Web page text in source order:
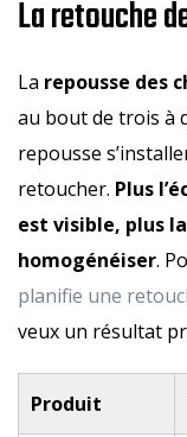
La retouche
La repousse des
au bout de trois à
repousse
retoucher. Plus
est visible, plus
homogénéiser.
planifie une
veux un résultat
Produit